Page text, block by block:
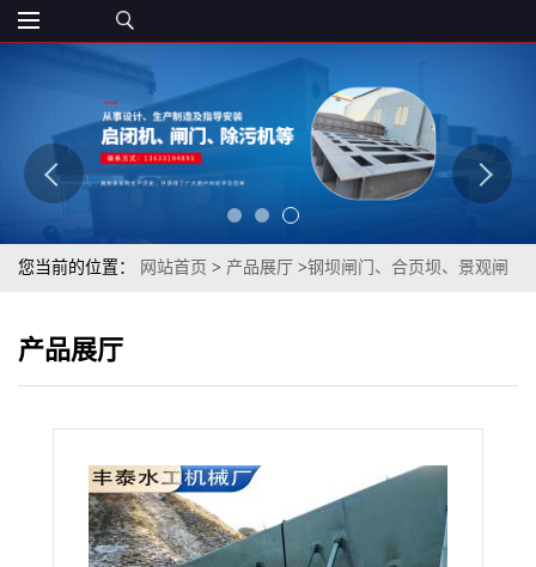
您当前的位置： 网站首页 > 产品展厅 >钢坝闸门、合页坝、景观闸
产品展厅